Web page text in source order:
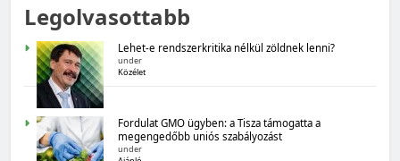
Magyarország számokban: Fogyasztói bizalom,
gazdasági várakozások
Legolvasottabb
Lehet-e rendszerkritika nélkül zöldnek lenni?
under
Közélet
Fordulat GMO ügyben: a Tisza támogatta a
megengedőbb uniós szabályozást
under